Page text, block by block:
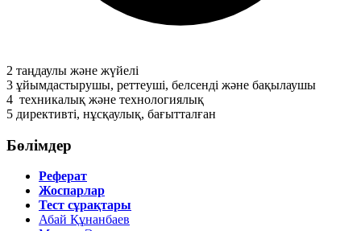
2 таңдаулы және жүйелi
3 ұйымдастырушы, реттеушi, белсендi және бақылаушы
4 техникалық және технологиялық
5 директивтi, нұсқаулық, бағытталған
Бөлімдер
Реферат
Жоспарлар
Тест сұрақтары
Абай Құнанбаев